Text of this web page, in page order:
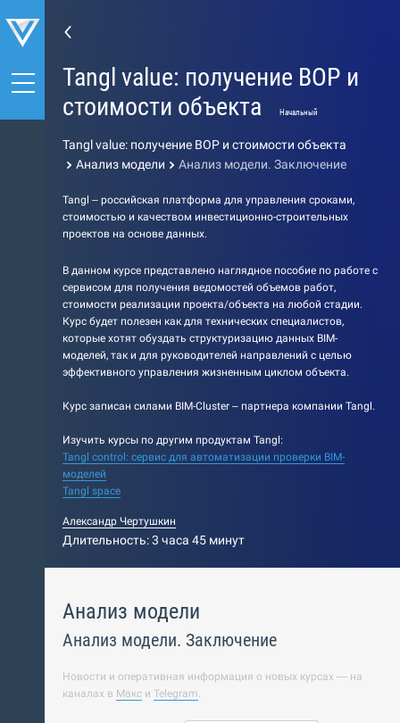
Tangl value: получение ВОР и
стоимости объекта
Начальный
Tangl value: получение ВОР и стоимости объекта
Анализ модели
Анализ модели. Заключение
Tangl – российская платформа для управления сроками,
стоимостью и качеством инвестиционно-строительных
проектов на основе данных.
В данном курсе представлено наглядное пособие по работе с
сервисом для получения ведомостей объемов работ,
стоимости реализации проекта/объекта на любой стадии.
Курс будет полезен как для технических специалистов,
которые хотят обуздать структуризацию данных BIM-
моделей, так и для руководителей направлений с целью
эффективного управления жизненным циклом объекта.
Курс записан силами BIM-Cluster – партнера компании Tangl.
Изучить курсы по другим продуктам Tangl:
Tangl control: сервис для автоматизации проверки BIM-
моделей
Tangl space
Александр Чертушкин
Длительность: 3 часа 45 минут
Анализ модели
Анализ модели. Заключение
Новости и оперативная информация о новых курсах — на
каналах в Макс и Telegram.